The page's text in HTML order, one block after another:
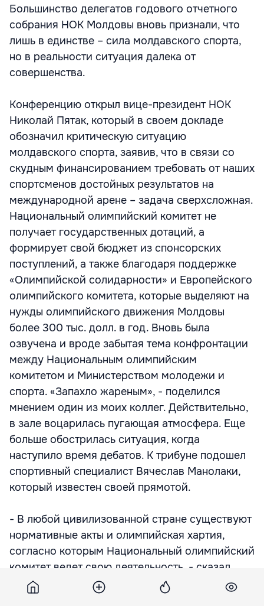
Большинство делегатов годового отчетного
собрания НОК Молдовы вновь признали, что
лишь в единстве – сила молдавского спорта,
но в реальности ситуация далека от
совершенства.
Конференцию открыл вице-президент НОК
Николай Пятак, который в своем докладе
обозначил критическую ситуацию
молдавского спорта, заявив, что в связи со
скудным финансированием требовать от наших
спортсменов достойных результатов на
международной арене – задача сверхсложная.
Национальный олимпийский комитет не
получает государственных дотаций, а
формирует свой бюджет из спонсорских
поступлений, а также благодаря поддержке
«Олимпийской солидарности» и Европейского
олимпийского комитета, которые выделяют на
нужды олимпийского движения Молдовы
более 300 тыс. долл. в год. Вновь была
озвучена и вроде забытая тема конфронтации
между Национальным олимпийским
комитетом и Министерством молодежи и
спорта. «Запахло жареным», - поделился
мнением один из моих коллег. Действительно,
в зале воцарилась пугающая атмосфера. Еще
больше обострилась ситуация, когда
наступило время дебатов. К трибуне подошел
спортивный специалист Вячеслав Манолаки,
который известен своей прямотой.
- В любой цивилизованной стране существуют
нормативные акты и олимпийская хартия,
согласно которым Национальный олимпийский
комитет ведет свою деятельность, - сказал
президент Федерации дзюдо Молдовы, ректор